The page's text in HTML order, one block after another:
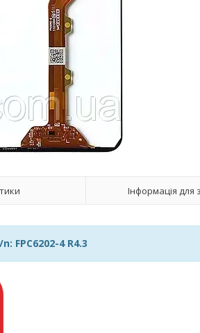
Інформація для
FPC6202-4 R4.3